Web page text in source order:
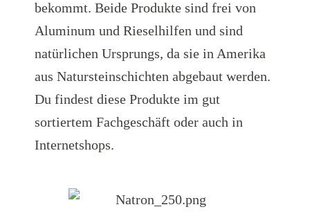
bekommt. Beide Produkte sind frei von
Aluminum und Rieselhilfen und sind
natürlichen Ursprungs, da sie in Amerika
aus Natursteinschichten abgebaut werden.
Du findest diese Produkte im gut
sortiertem Fachgeschäft oder auch in
Internetshops.